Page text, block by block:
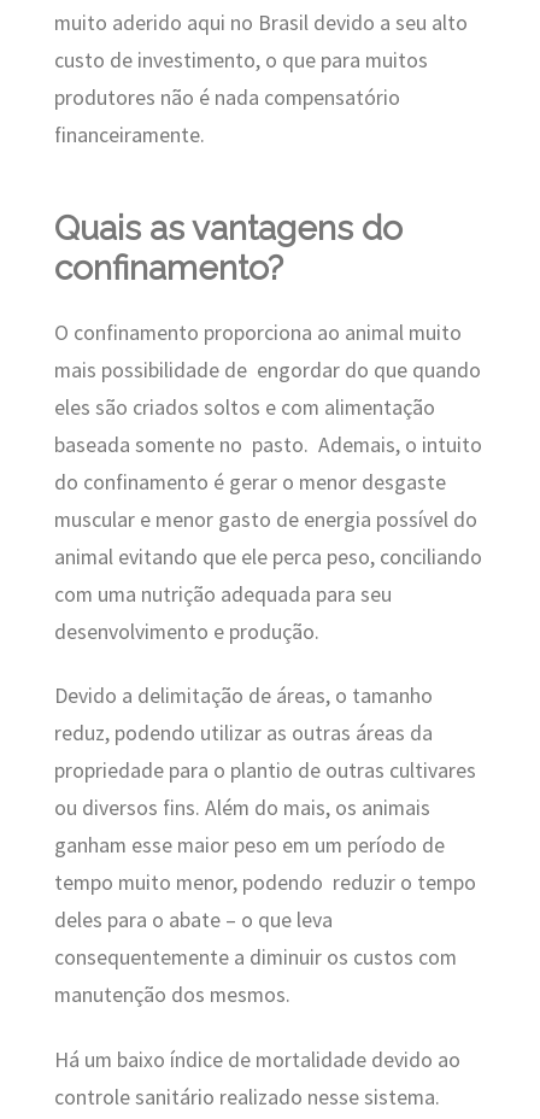
muito aderido aqui no Brasil devido a seu alto
custo de investimento, o que para muitos
produtores não é nada compensatório
financeiramente.
Quais as vantagens do
confinamento?
O confinamento proporciona ao animal muito
mais possibilidade de engordar do que quando
eles são criados soltos e com alimentação
baseada somente no pasto. Ademais, o intuito
do confinamento é gerar o menor desgaste
muscular e menor gasto de energia possível do
animal evitando que ele perca peso, conciliando
com uma nutrição adequada para seu
desenvolvimento e produção.
Devido a delimitação de áreas, o tamanho
reduz, podendo utilizar as outras áreas da
propriedade para o plantio de outras cultivares
ou diversos fins. Além do mais, os animais
ganham esse maior peso em um período de
tempo muito menor, podendo reduzir o tempo
deles para o abate – o que leva
consequentemente a diminuir os custos com
manutenção dos mesmos.
Há um baixo índice de mortalidade devido ao
controle sanitário realizado nesse sistema.